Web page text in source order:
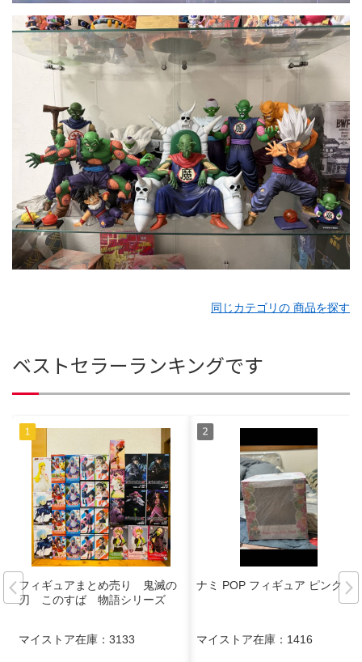
同じカテゴリの 商品を探す
ベストセラーランキングです
フィギュアまとめ売り 鬼滅の
刃 このすば 物語シリーズ
マイストア在庫： 3133
ナミ POP フィギュア ピンク
マイストア在庫： 1416